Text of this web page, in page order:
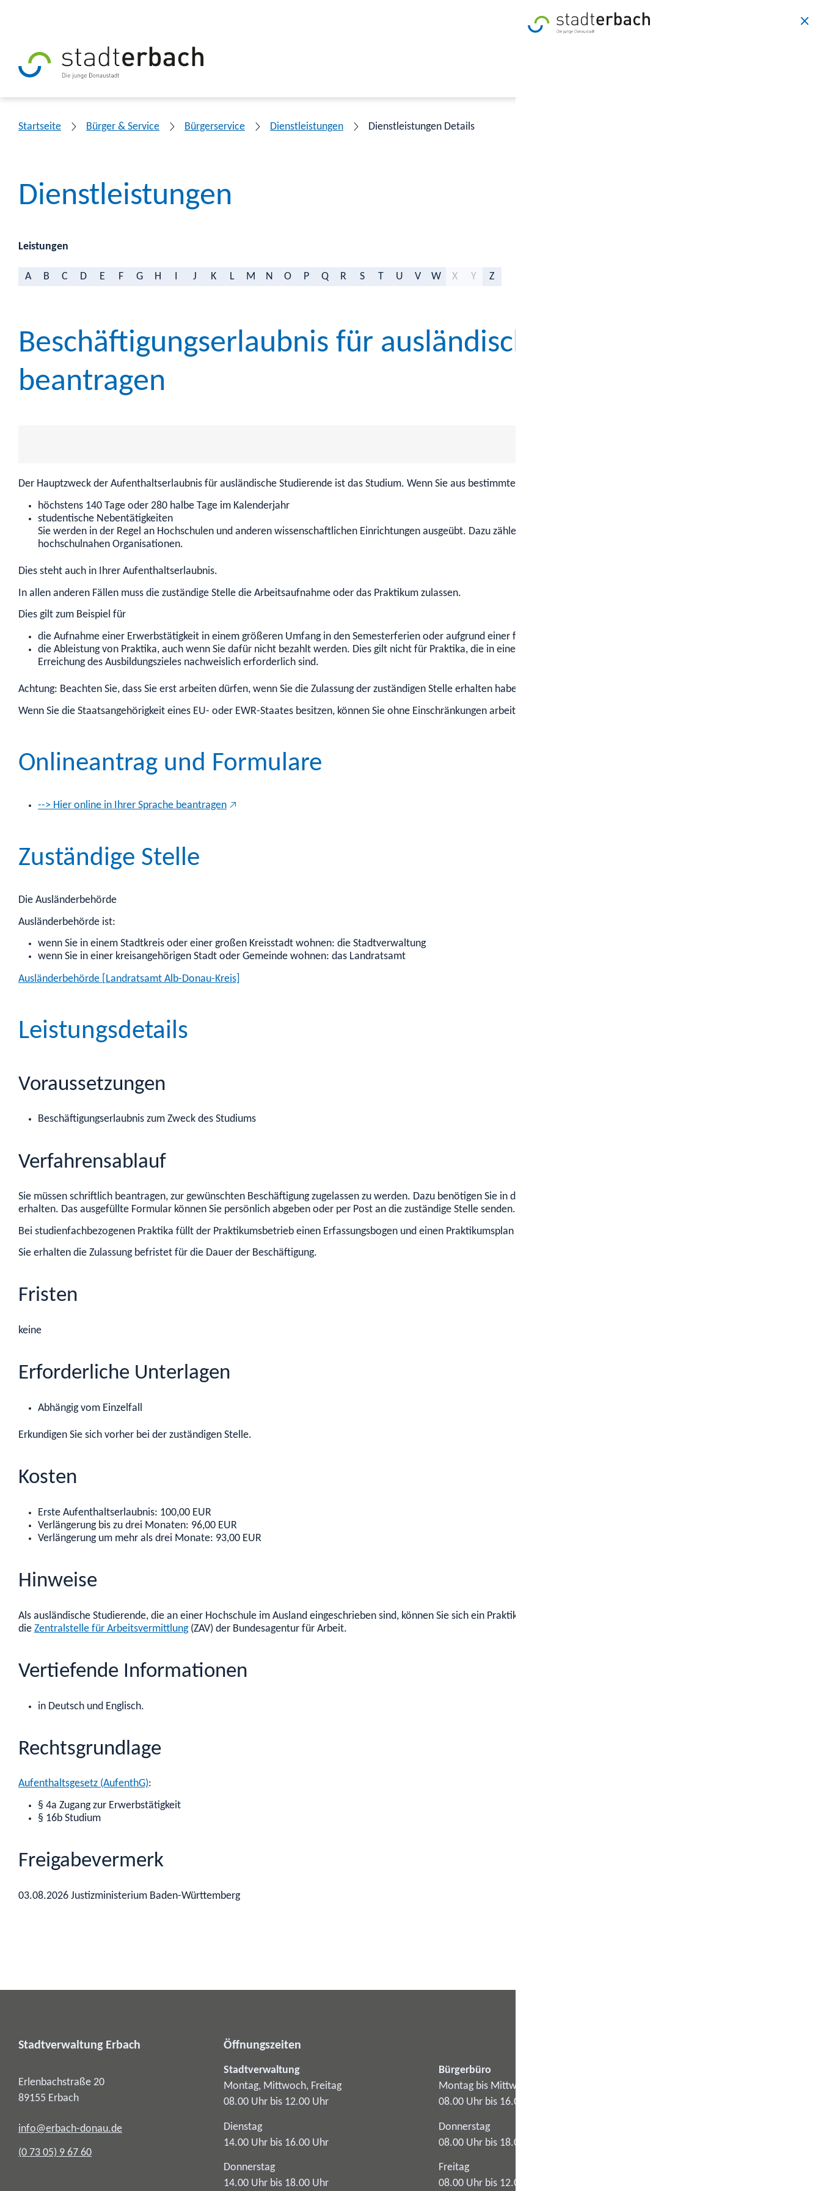
Startseite Bürger & Service Bürgerservice Dienstleistungen Dienstleistungen Details
Dienstleistungen
Leistungen
A B C D E F G H J K L M N O P Q R S T U V W X Y Z
Beschäftigungserlaubnis für ausländische Studierende
beantragen
Der Hauptzweck der Aufenthaltserlaubnis für ausländische Studierende ist das Studium. Wenn Sie aus bestimmten Ländern kommen, dürfen Sie nur in engen Grenzen arbeiten:
höchstens 140 Tage oder 280 halbe Tage im Kalenderjahr
studentische Nebentätigkeiten
Sie werden in der Regel an Hochschulen und anderen wissenschaftlichen Einrichtungen ausgeübt. Dazu zählen beispielsweise auch hochschulbezogene Tätigkeiten in
hochschulnahen Organisationen.
Dies steht auch in Ihrer Aufenthaltserlaubnis.
In allen anderen Fällen muss die zuständige Stelle die Arbeitsaufnahme oder das Praktikum zulassen.
Dies gilt zum Beispiel für
die Aufnahme einer Erwerbstätigkeit in einem größeren Umfang in den Semesterferien oder aufgrund einer finanziellen Notsituation oder
die Ableistung von Praktika, auch wenn Sie dafür nicht bezahlt werden. Dies gilt nicht für Praktika, die in einer Studien- oder Prüfungsordnung vorgeschrieben oder zur
Erreichung des Ausbildungszieles nachweislich erforderlich sind.
Achtung: Beachten Sie, dass Sie erst arbeiten dürfen, wenn Sie die Zulassung der zuständigen Stelle erhalten haben.
Wenn Sie die Staatsangehörigkeit eines EU- oder EWR-Staates besitzen, können Sie ohne Einschränkungen arbeiten.
Onlineantrag und Formulare
--> Hier online in Ihrer Sprache beantragen
Zuständige Stelle
Die Ausländerbehörde
Ausländerbehörde ist:
wenn Sie in einem Stadtkreis oder einer großen Kreisstadt wohnen: die Stadtverwaltung
wenn Sie in einer kreisangehörigen Stadt oder Gemeinde wohnen: das Landratsamt
Ausländerbehörde [Landratsamt Alb-Donau-Kreis]
Leistungsdetails
Voraussetzungen
Beschäftigungserlaubnis zum Zweck des Studiums
Verfahrensablauf
Sie müssen schriftlich beantragen, zur gewünschten Beschäftigung zugelassen zu werden. Dazu benötigen Sie in der Regel ein Antragsformular, das Sie von der zuständigen Stelle
erhalten. Das ausgefüllte Formular können Sie persönlich abgeben oder per Post an die zuständige Stelle senden.
Bei studienfachbezogenen Praktika füllt der Praktikumsbetrieb einen Erfassungsbogen und einen Praktikumsplan aus.
Sie erhalten die Zulassung befristet für die Dauer der Beschäftigung.
Fristen
keine
Erforderliche Unterlagen
Abhängig vom Einzelfall
Erkundigen Sie sich vorher bei der zuständigen Stelle.
Kosten
Erste Aufenthaltserlaubnis: 100,00 EUR
Verlängerung bis zu drei Monaten: 96,00 EUR
Verlängerung um mehr als drei Monate: 93,00 EUR
Hinweise
Als ausländische Studierende, die an einer Hochschule im Ausland eingeschrieben sind, können Sie sich ein Praktikum auch vermitteln und genehmigen lassen. Dafür zuständig ist
die Zentralstelle für Arbeitsvermittlung(ZAV) der Bundesagentur für Arbeit.
Vertiefende Informationen
in Deutsch und Englisch.
Rechtsgrundlage
Aufenthaltsgesetz (AufenthG):
§ 4a Zugang zur Erwerbstätigkeit
§ 16b Studium
Freigabevermerk
03.08.2026 Justizministerium Baden-Württemberg
Stadtverwaltung Erbach
Erlenbachstraße 20
89155 Erbach
info@erbach-donau.de
(0 73 05) 9 67 60
Öffnungszeiten
Stadtverwaltung
Montag, Mittwoch, Freitag
08.00 Uhr bis 12.00 Uhr
Dienstag
14.00 Uhr bis 16.00 Uhr
Donnerstag
14.00 Uhr bis 18.00 Uhr
Bürgerbüro
Montag bis Mittwoch
08.00 Uhr bis 16.00 Uhr
Donnerstag
08.00 Uhr bis 18.00 Uhr
Freitag
08.00 Uhr bis 12.00 Uhr